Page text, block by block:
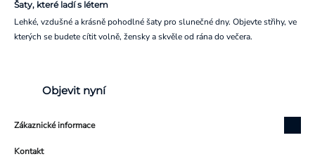
Šaty, které ladí s létem
Lehké, vzdušné a krásně pohodlné šaty pro slunečné dny. Objevte střihy, ve
kterých se budete cítit volně, žensky a skvěle od rána do večera.
Objevit nyní
Zákaznické informace
Kontakt